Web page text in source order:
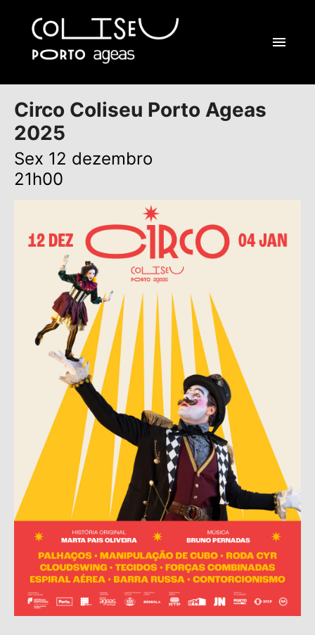
Circo Coliseu Porto Ageas
2025
Sex 12 dezembro
21h00